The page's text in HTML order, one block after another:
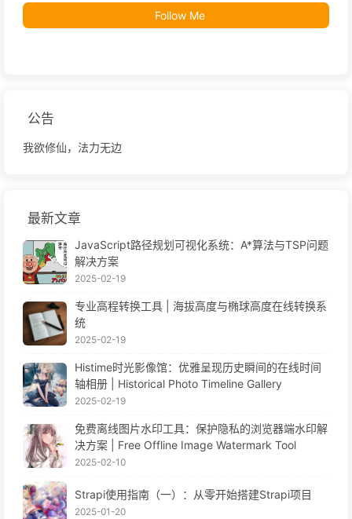
Follow Me
公告
我欲修仙，法力无边
最新文章
JavaScript路径规划可视化系统：A*算法与TSP问题
解决方案
2025-02-19
专业高程转换工具 | 海拔高度与椭球高度在线转换系
统
2025-02-19
Histime时光影像馆：优雅呈现历史瞬间的在线时间
轴相册 | Historical Photo Timeline Gallery
2025-02-19
免费离线图片水印工具：保护隐私的浏览器端水印解
决方案 | Free Offline Image Watermark Tool
2025-02-10
Strapi使用指南（一）：从零开始搭建Strapi项目
2025-01-20